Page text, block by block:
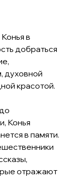
в
добраться
духовной
красотой.
Конья
в памяти.
отражают